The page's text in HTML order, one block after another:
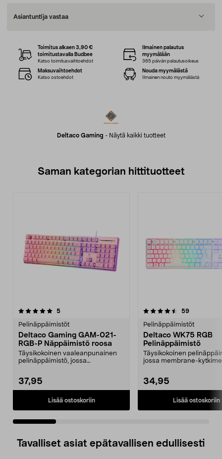
Asiantuntija vastaa
Deltaco Gaming - Näytä kaikki tuotteet
Toimitus alkaen 3,90 €
toimitustavalla Budbee
Katso toimitusvaihtoehdot
Ilmainen palautus
myymälään
365 päivän palautusoikeus
Maksuvaihtoehdot
Katso ostoehdot
Nouda myymälästä
Ilmainen nouto myymälästä
Saman kategorian hittituotteet
5arvostelut
Pelinäppäimistöt
Deltaco Gaming GAM-021-
RGB-P Näppäimistö roosa
Täysikokoinen vaaleanpunainen
pelinäppäimistö, jossa
37,95
Lisää ostoskoriin
4.5 viidestä
59arvostelut
Pelinäppäimistöt
Deltaco WK75 RGB
Pelinäppäimistö
Täysikokoinen
jossa membrane-
34,95
Lisää ostoskoriin
4.0 viidestä
Tavalliset asiat epätavallisen edullisesti